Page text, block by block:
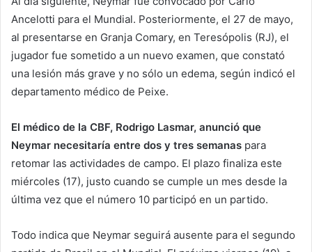
Ancelotti para el Mundial. Posteriormente, el 27 de mayo,
al presentarse en Granja Comary, en Teresópolis (RJ), el
jugador fue sometido a un nuevo examen, que constató
una lesión más grave y no sólo un edema, según indicó el
departamento médico de Peixe.
El médico de la CBF, Rodrigo Lasmar, anunció que
Neymar necesitaría entre dos y tres semanas para
retomar las actividades de campo. El plazo finaliza este
miércoles (17), justo cuando se cumple un mes desde la
última vez que el número 10 participó en un partido.
Todo indica que Neymar seguirá ausente para el segundo